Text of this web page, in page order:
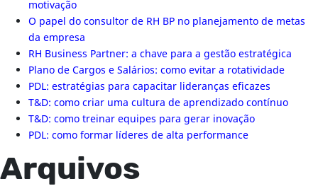
motivação
O papel do consultor de RH BP no planejamento de metas
da empresa
RH Business Partner: a chave para a gestão estratégica
Plano de Cargos e Salários: como evitar a rotatividade
PDL: estratégias para capacitar lideranças eficazes
T&D: como criar uma cultura de aprendizado contínuo
T&D: como treinar equipes para gerar inovação
PDL: como formar líderes de alta performance
Arquivos